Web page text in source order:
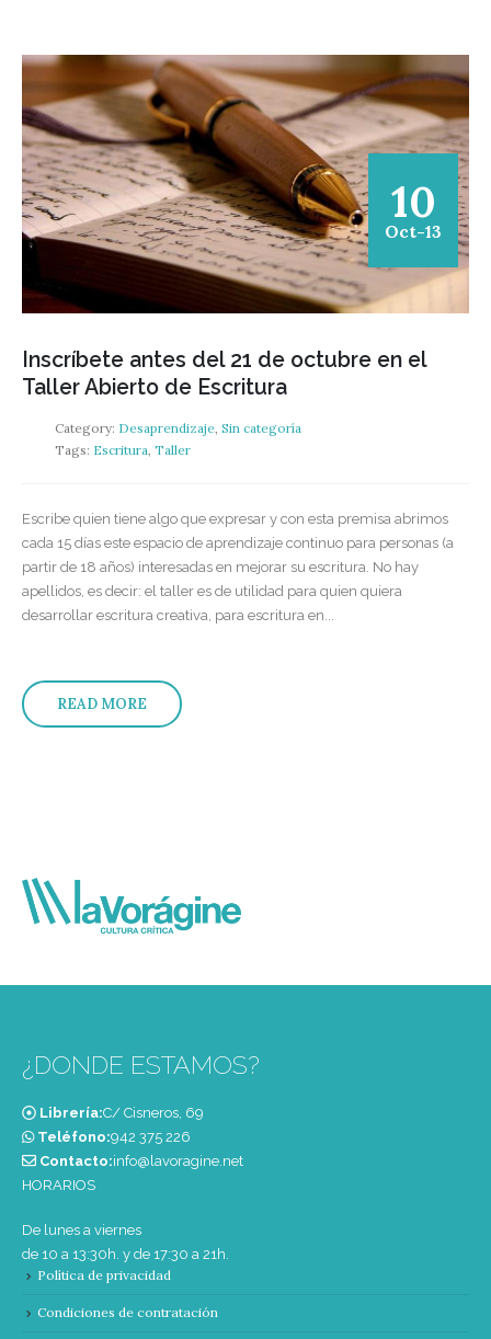
10
Oct-13
Inscríbete antes del 21 de octubre en el
Taller Abierto de Escritura
Category: Desaprendizaje Sin categoría
Tags: Escritura Taller
Escribe quien tiene algo que expresar y con esta premisa abrimos
cada 15 días este espacio de aprendizaje continuo para personas (a
partir de 18 años) interesadas en mejorar su escritura. No hay
apellidos, es decir: el taller es de utilidad para quien quiera
desarrollar escritura creativa, para escritura en...
READ MORE
¿DONDE ESTAMOS?
Librería:C/ Cisneros, 69
Teléfono:‭942 375 226‬
Contacto:info@lavoragine.net
HORARIOS
De lunes a viernes
de 10 a 13:30h. y de 17:30 a 21h.
Política de privacidad
Condiciones de contratación